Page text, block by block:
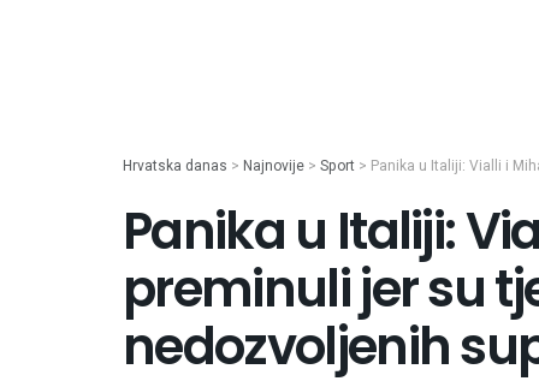
Hrvatska danas > Najnovije > Sport > Panika u Italiji: Vialli i
Panika u Italiji:
preminuli jer su
nedozvoljenih